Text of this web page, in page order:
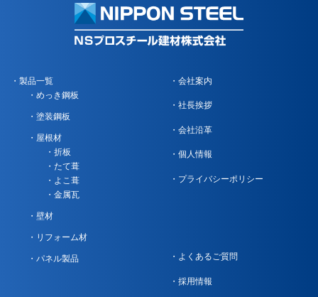
製品一覧
めっき鋼板
塗装鋼板
屋根材
折板
たて葺
よこ葺
金属瓦
壁材
リフォーム材
パネル製品
会社案内
社長挨拶
会社沿革
個人情報
プライバシーポリシー
よくあるご質問
採用情報